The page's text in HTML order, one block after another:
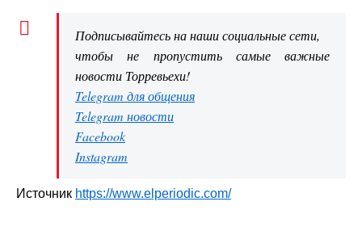
Подписывайтесь на наши социальные сети,
чтобы не пропустить самые важные
новости Торревьехи!
Telegram для общения
Telegram новости
Facebook
Instagram
Источник https://www.elperiodic.com/